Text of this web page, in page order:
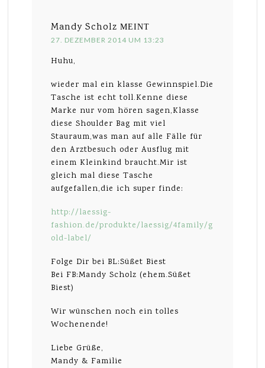
Mandy Scholz MEINT
27. DEZEMBER 2014 UM 13:23
Huhu,
wieder mal ein klasse Gewinnspiel.Die
Tasche ist echt toll.Kenne diese
Marke nur vom hören sagen,Klasse
diese Shoulder Bag mit viel
Stauraum,was man auf alle Fälle für
den Arztbesuch oder Ausflug mit
einem Kleinkind braucht.Mir ist
gleich mal diese Tasche
aufgefallen,die ich super finde:
http://laessig-
fashion.de/produkte/laessig/4family/g
old-label/
Folge Dir bei BL:Süßet Biest
Bei FB:Mandy Scholz (ehem.Süßet
Biest)
Wir wünschen noch ein tolles
Wochenende!
Liebe Grüße,
Mandy & Familie